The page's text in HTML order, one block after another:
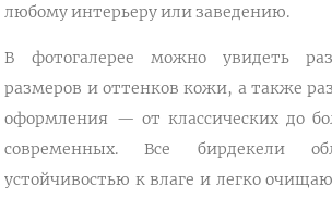
любому интерьеру или заведению.
В фотогалерее можно увидеть
размеров и оттенков кожи, а также
оформления — от классических до
современных. Все бирдекели
устойчивостью к влаге и легко